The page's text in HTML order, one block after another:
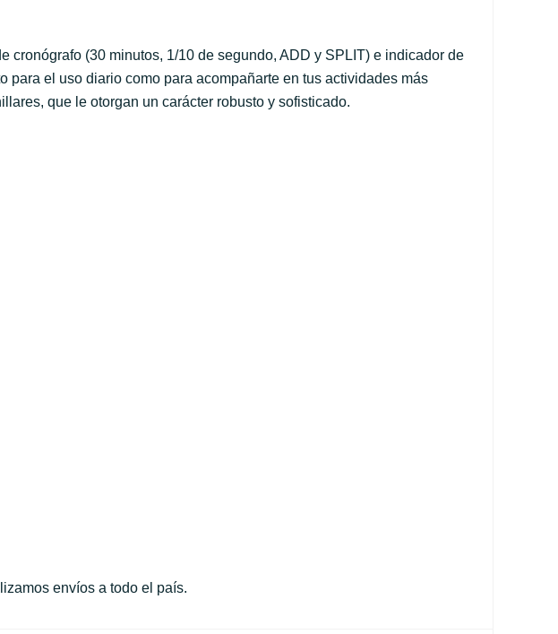
cronógrafo (30 minutos, 1/10 de segundo, ADD y SPLIT) e indicador de
para el uso diario como para acompañarte en tus actividades más
que le otorgan un carácter robusto y sofisticado.
envíos a todo el país.